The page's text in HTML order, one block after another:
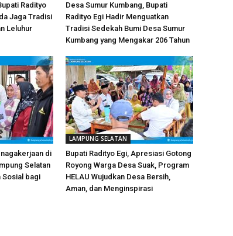
Radityo
Jaga Tradisi
Leluhur
Desa Sumur Kumbang, Bupati
Radityo Egi Hadir Menguatkan
Tradisi Sedekah Bumi Desa Sumur
Kumbang yang Mengakar 206 Tahun
di
Selatan
Sosial bagi
LAMPUNG SELATAN
Bupati Radityo Egi, Apresiasi Gotong
Royong Warga Desa Suak, Program
HELAU Wujudkan Desa Bersih,
Aman, dan Menginspirasi